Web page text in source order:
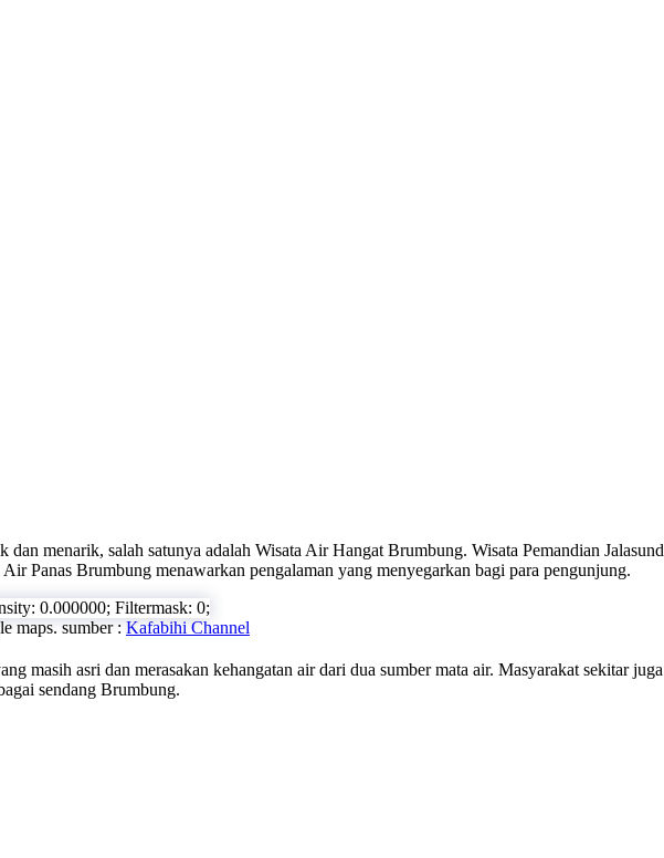
menarik, salah satunya adalah Wisata Air Hangat Brumbung. Wisata Pemandian
Panas Brumbung menawarkan pengalaman yang menyegarkan bagi para pengunjung.
maps. sumber : Kafabihi Channel
masih asri dan merasakan kehangatan air dari dua sumber mata air. Masyarakat sekitar juga
sendang Brumbung.